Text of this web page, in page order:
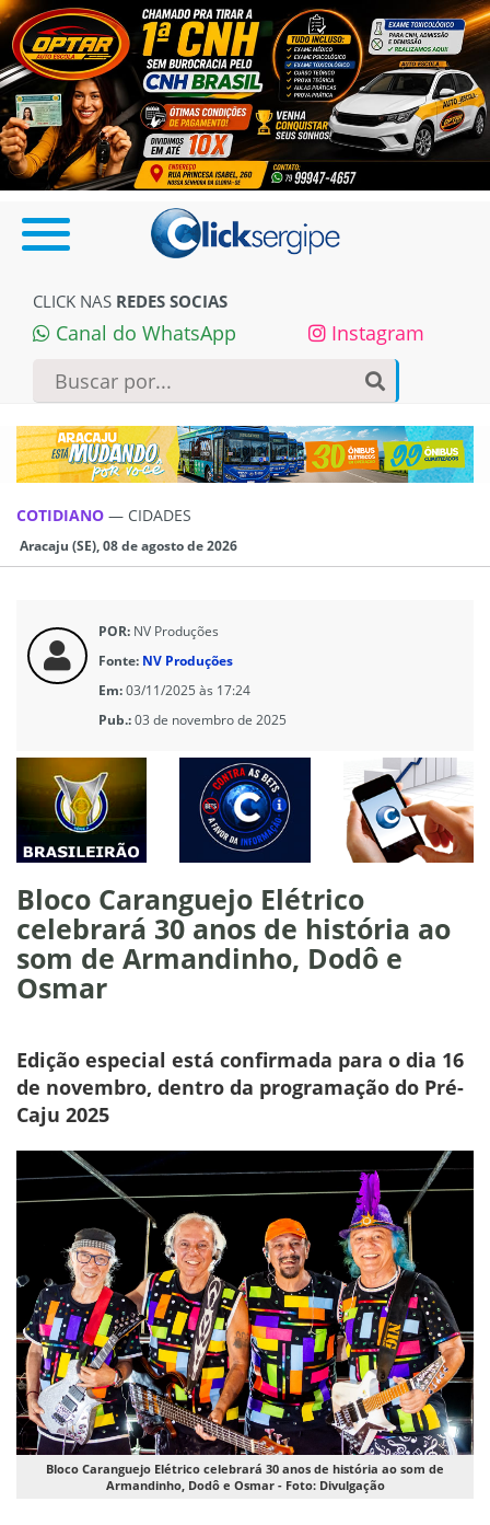
CLICK NAS REDES SOCIAS
Canal do WhatsApp Instagram
COTIDIANO — CIDADES
Aracaju (SE), 08 de agosto de 2026
POR: NV Produções
Fonte: NV Produções
Em:03/11/2025 às 17:24
Pub.:03 de novembro de 2025
Bloco Caranguejo Elétrico
celebrará 30 anos de história ao
som de Armandinho, Dodô e
Osmar
Edição especial está confirmada para o dia 16
de novembro, dentro da programação do Pré-
Caju 2025
Bloco Caranguejo Elétrico celebrará 30 anos de história ao som de
Armandinho, Dodô e Osmar - Foto: Divulgação